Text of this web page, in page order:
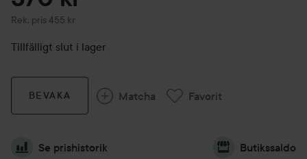
Rek. pris 455 kr
Rekommenderat pris 455 kr
Tillfälligt slut i lager
BEVAKA Matcha Favorit
Se prishistorik Butikssaldo